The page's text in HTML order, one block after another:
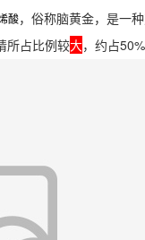
酸，俗称脑黄金，是一
所占比例较大，约占